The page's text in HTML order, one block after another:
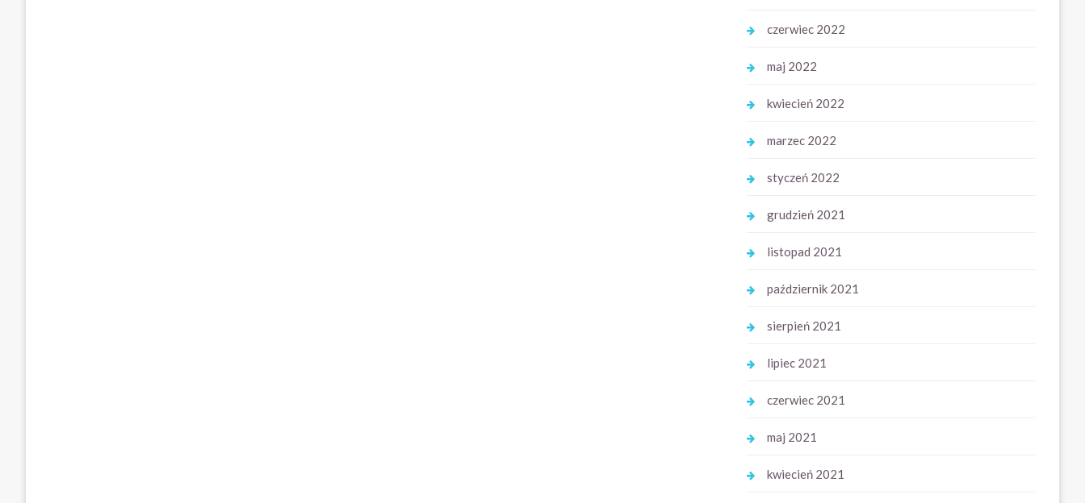
czerwiec 2022
maj 2022
kwiecień 2022
marzec 2022
styczeń 2022
grudzień 2021
listopad 2021
październik 2021
sierpień 2021
lipiec 2021
czerwiec 2021
maj 2021
kwiecień 2021